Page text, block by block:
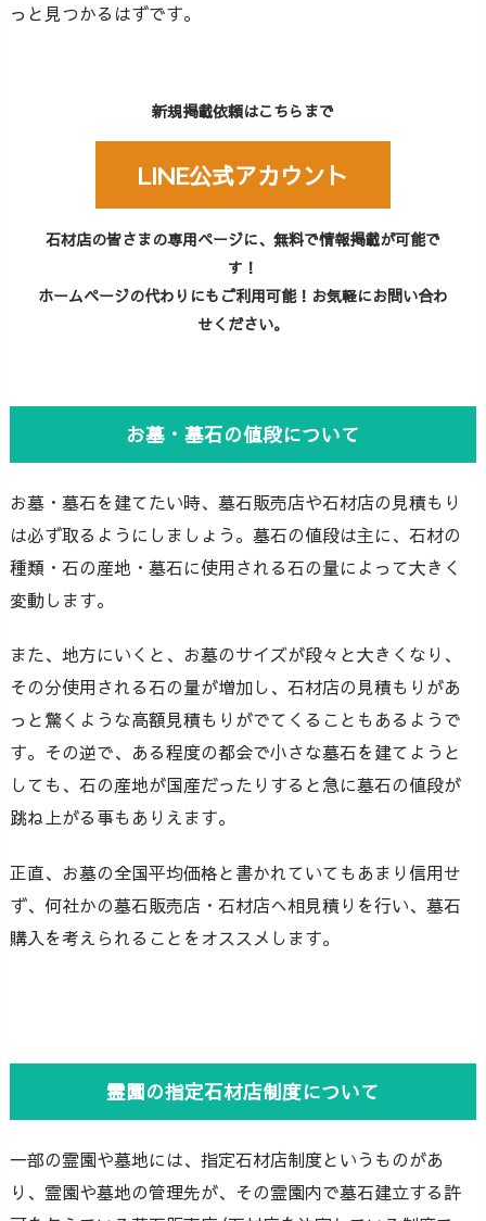
っと見つかるはずです。
新規掲載依頼はこちらまで
LINE公式アカウント
石材店の皆さまの専用ページに、無料で情報掲載が可能で
す！
ホームページの代わりにもご利用可能！お気軽にお問い合わ
せください。
お墓・墓石の値段について
お墓・墓石を建てたい時、墓石販売店や石材店の見積もり
は必ず取るようにしましょう。墓石の値段は主に、石材の
種類・石の産地・墓石に使用される石の量によって大きく
変動します。
また、地方にいくと、お墓のサイズが段々と大きくなり、
その分使用される石の量が増加し、石材店の見積もりがあ
っと驚くような高額見積もりがでてくることもあるようで
す。その逆で、ある程度の都会で小さな墓石を建てようと
しても、石の産地が国産だったりすると急に墓石の値段が
跳ね上がる事もありえます。
正直、お墓の全国平均価格と書かれていてもあまり信用せ
ず、何社かの墓石販売店・石材店へ相見積りを行い、墓石
購入を考えられることをオススメします。
霊園の指定石材店制度について
一部の霊園や墓地には、指定石材店制度というものがあ
り、霊園や墓地の管理先が、その霊園内で墓石建立する許